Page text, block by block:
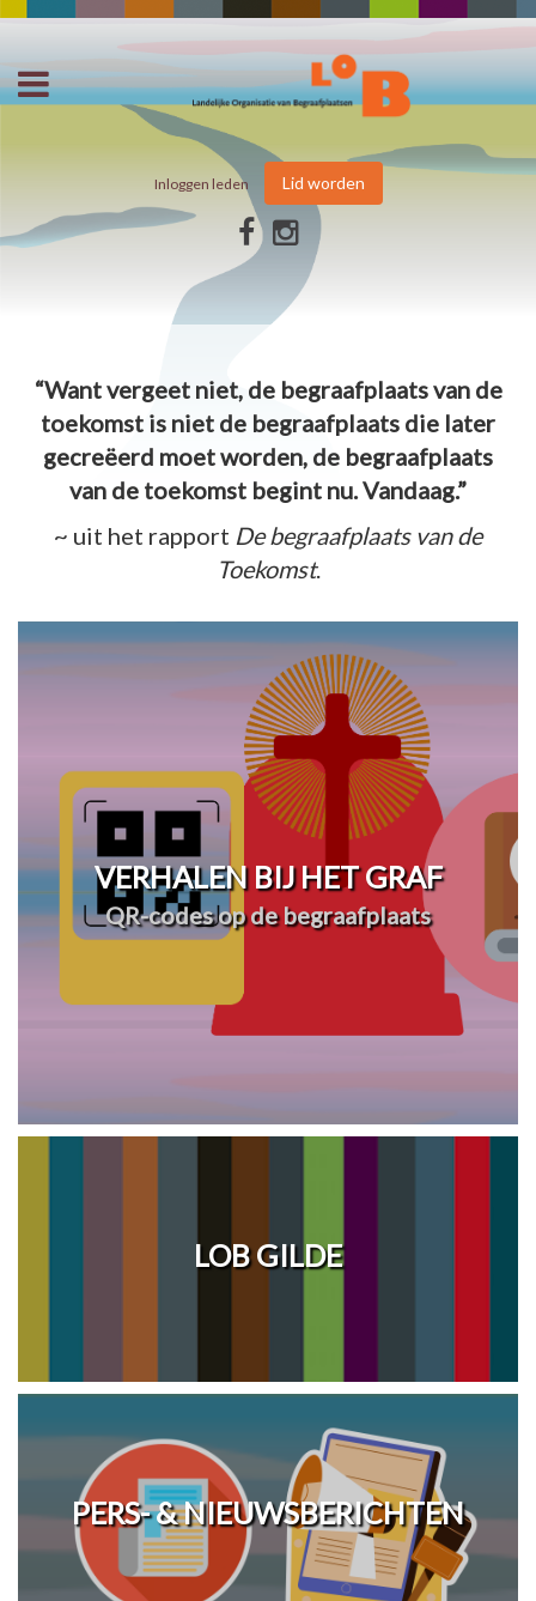
Inloggen leden Lid worden
“Want vergeet niet, de begraafplaats van de
toekomst is niet de begraafplaats die later
gecreëerd moet worden, de begraafplaats
van de toekomst begint nu. Vandaag.”
~ uit het rapport De begraafplaats van de
Toekomst.
VERHALEN BIJ HET GRAF
QR-codes op de begraafplaats
LOB GILDE
PERS- & NIEUWSBERICHTEN